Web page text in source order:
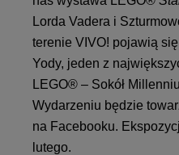
Lorda Vadera i
terenie VIVO! pojawią
Yody, jeden z
LEGO® – Sokół
Wydarzeniu będzie
na Facebooku.
lutego.